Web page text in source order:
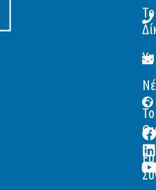
Το